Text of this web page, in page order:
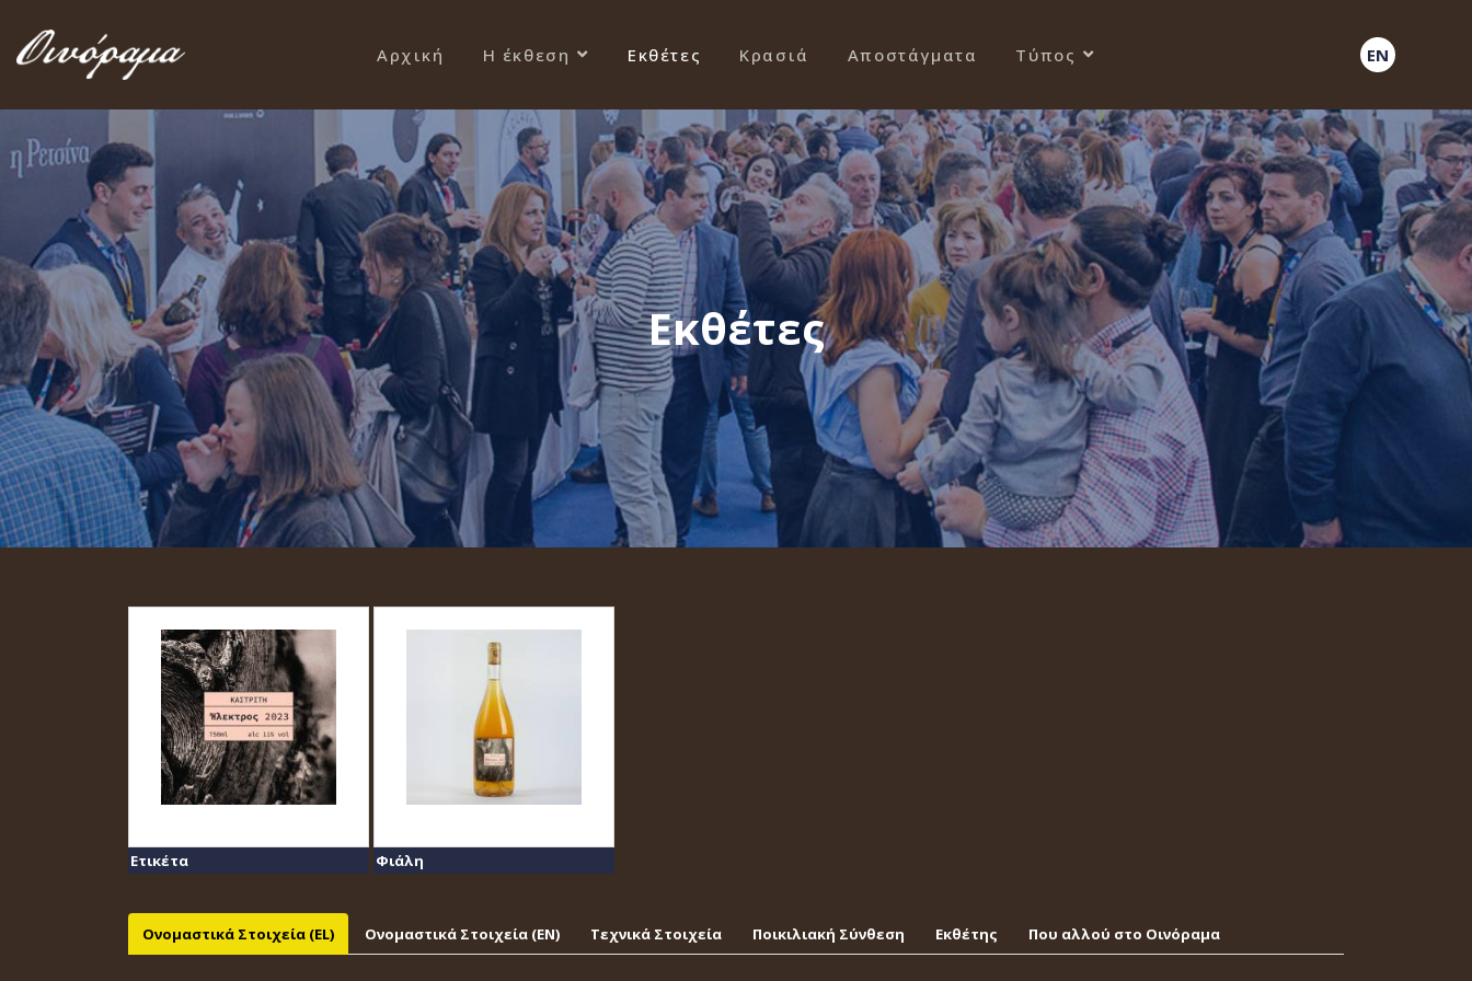
Αρχική Η έκθεση Εκθέτες Κρασιά Αποστάγματα Τύπος EN
Εκθέτες
Ετικέτα Φιάλη
Ονομαστικά Στοιχεία (EL) Ονομαστικά Στοιχεία (EΝ) Τεχνικά Στοιχεία Ποικιλιακή Σύνθεση Εκθέτης Που αλλού στο Οινόραμα